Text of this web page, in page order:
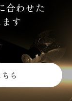
合わせた
す
ら